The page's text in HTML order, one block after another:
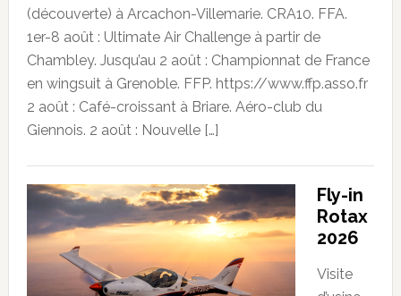
(découverte) à Arcachon-Villemarie. CRA10. FFA.
1er-8 août : Ultimate Air Challenge à partir de
Chambley. Jusqu’au 2 août : Championnat de France
en wingsuit à Grenoble. FFP. https://www.ffp.asso.fr
2 août : Café-croissant à Briare. Aéro-club du
Giennois. 2 août : Nouvelle […]
Fly-in
Rotax
2026
Visite